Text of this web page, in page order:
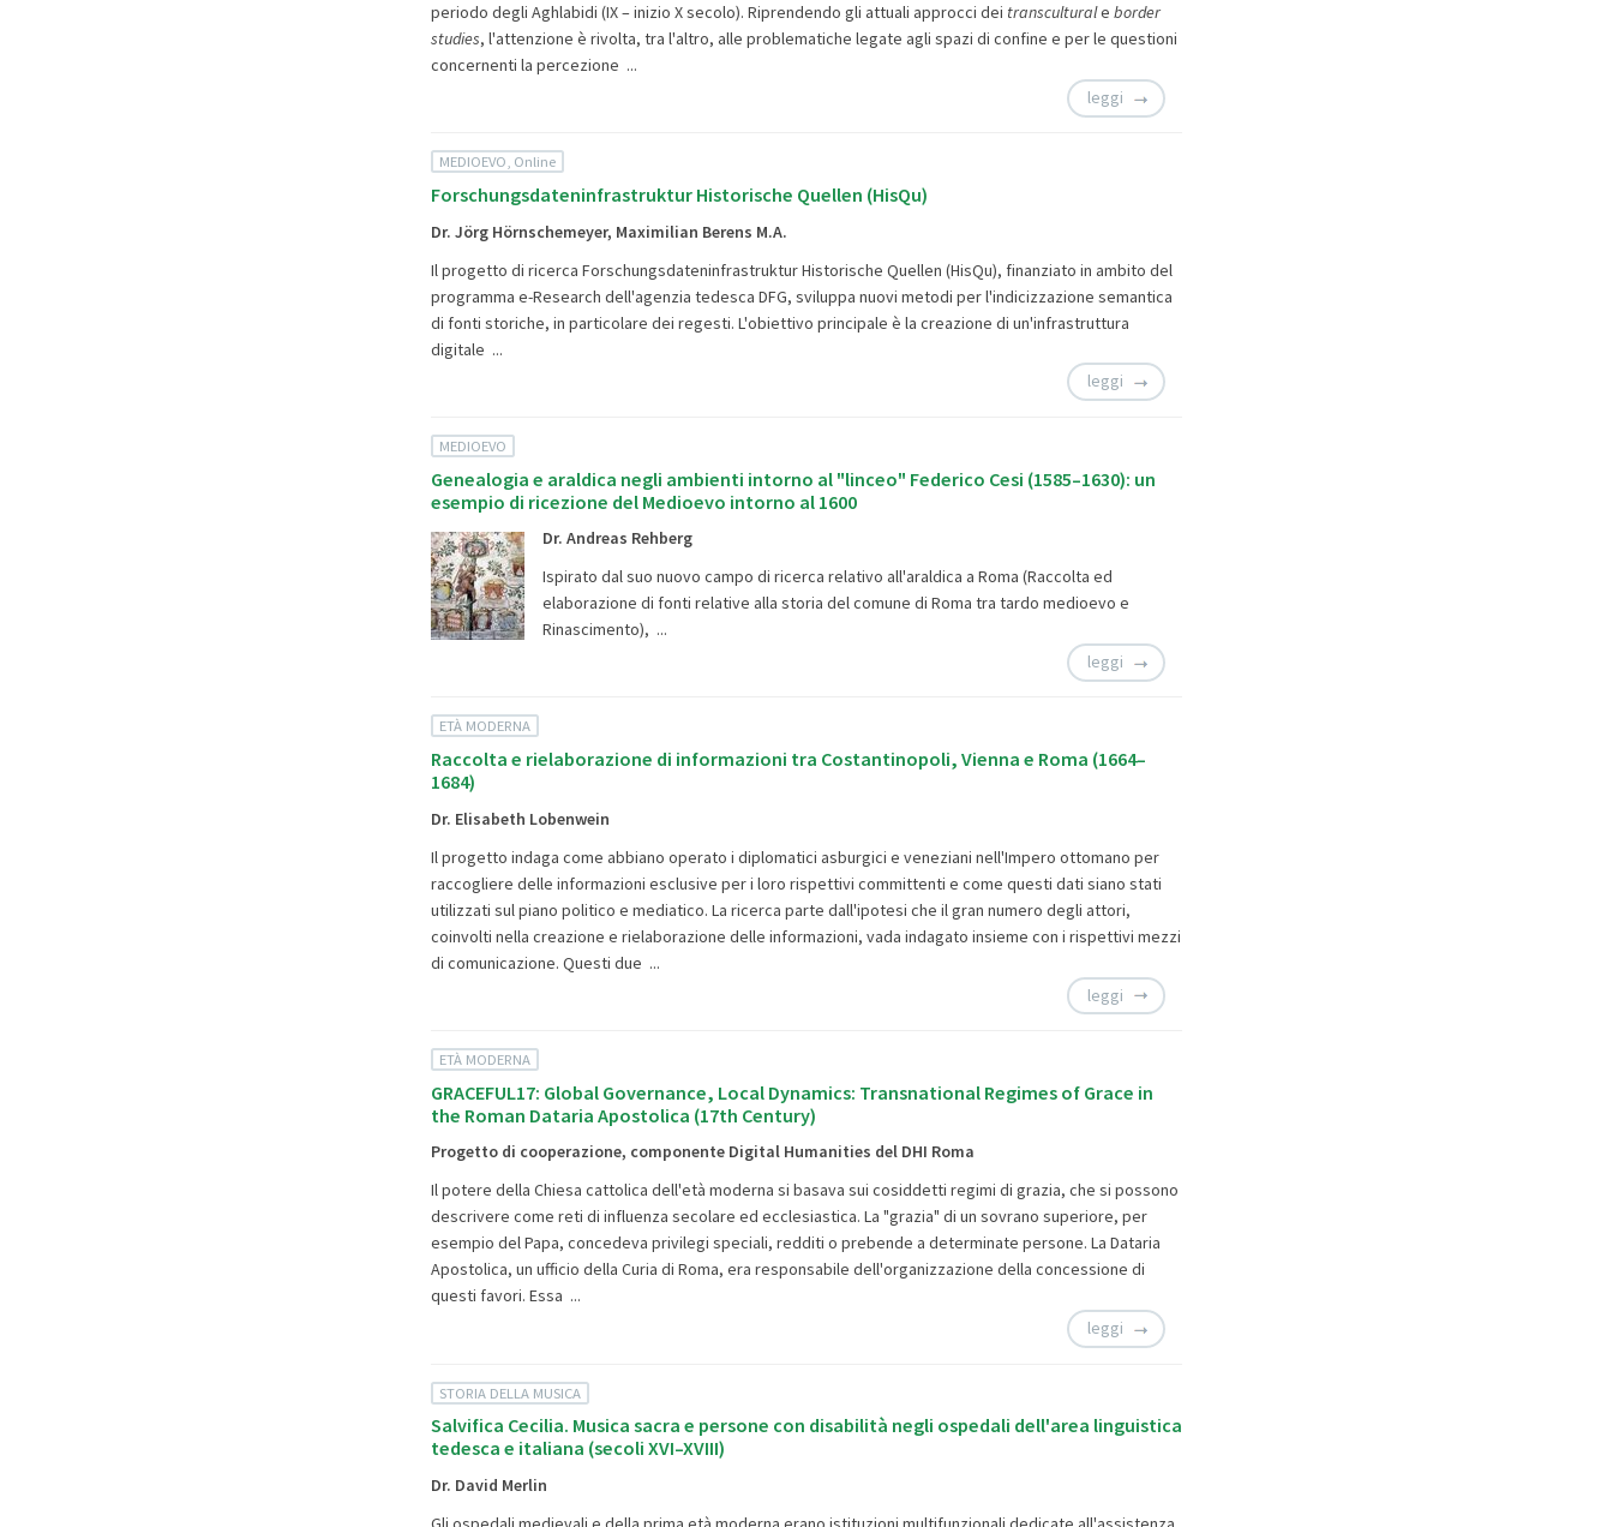
periodo degli Aghlabidi (IX – inizio X secolo). Riprendendo gli attuali approcci dei transculturale border
studies, l'attenzione è rivolta, tra l'altro, alle problematiche legate agli spazi di confine e per le questioni
concernenti la percezione ...
leggi
MEDIOEVO, Online
Forschungsdateninfrastruktur Historische Quellen (HisQu)
Dr. Jörg Hörnschemeyer, Maximilian Berens M.A.
Il progetto di ricerca Forschungsdateninfrastruktur Historische Quellen (HisQu), finanziato in ambito del
programma e-Research dell'agenzia tedesca DFG, sviluppa nuovi metodi per l'indicizzazione semantica
di fonti storiche, in particolare dei regesti. L'obiettivo principale è la creazione di un'infrastruttura
digitale ...
leggi
MEDIOEVO
Genealogia e araldica negli ambienti intorno al "linceo" Federico Cesi (1585–1630): un
esempio di ricezione del Medioevo intorno al 1600
Dr. Andreas Rehberg
Ispirato dal suo nuovo campo di ricerca relativo all'araldica a Roma (Raccolta ed
elaborazione di fonti relative alla storia del comune di Roma tra tardo medioevo e
Rinascimento), ...
leggi
ETÀ MODERNA
Raccolta e rielaborazione di informazioni tra Costantinopoli, Vienna e Roma (1664–
1684)
Dr. Elisabeth Lobenwein
Il progetto indaga come abbiano operato i diplomatici asburgici e veneziani nell'Impero ottomano per
raccogliere delle informazioni esclusive per i loro rispettivi committenti e come questi dati siano stati
utilizzati sul piano politico e mediatico. La ricerca parte dall'ipotesi che il gran numero degli attori,
coinvolti nella creazione e rielaborazione delle informazioni, vada indagato insieme con i rispettivi mezzi
di comunicazione. Questi due ...
leggi
ETÀ MODERNA
GRACEFUL17: Global Governance, Local Dynamics: Transnational Regimes of Grace in
the Roman Dataria Apostolica (17th Century)
Progetto di cooperazione, componente Digital Humanities del DHI Roma
Il potere della Chiesa cattolica dell'età moderna si basava sui cosiddetti regimi di grazia, che si possono
descrivere come reti di influenza secolare ed ecclesiastica. La "grazia" di un sovrano superiore, per
esempio del Papa, concedeva privilegi speciali, redditi o prebende a determinate persone. La Dataria
Apostolica, un ufficio della Curia di Roma, era responsabile dell'organizzazione della concessione di
questi favori. Essa ...
leggi
STORIA DELLA MUSICA
Salvifica Cecilia. Musica sacra e persone con disabilità negli ospedali dell'area linguistica
tedesca e italiana (secoli XVI–XVIII)
Dr. David Merlin